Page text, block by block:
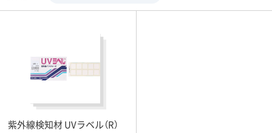
紫外線検知材 UVラベル（R）